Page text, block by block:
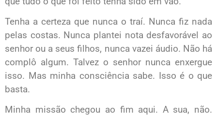
Tenha a certeza que nunca o traí. Nunca fiz nada
pelas costas. Nunca plantei nota desfavorável ao
senhor ou a seus filhos, nunca vazei áudio. Não há
complô algum. Talvez o senhor nunca enxergue
isso. Mas minha consciência sabe. Isso é o que
basta.
Minha missão chegou ao fim aqui. A sua, não.